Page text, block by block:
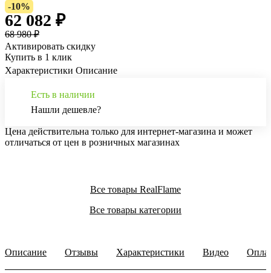
-10%
62 082 ₽
68 980 ₽
Активировать скидку
Купить в 1 клик
Характеристики Описание
Есть в наличии
Нашли дешевле?
Цена действительна только для интернет-магазина и может
отличаться от цен в розничных магазинах
Все товары RealFlame
Все товары категории
Описание Отзывы Характеристики Видео